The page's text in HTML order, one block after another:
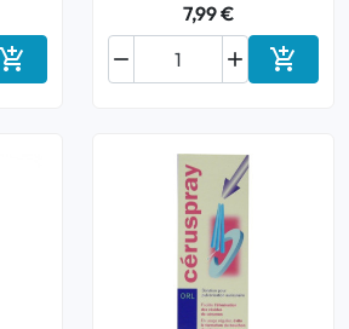
Ajouter au panier
7,99 €

 